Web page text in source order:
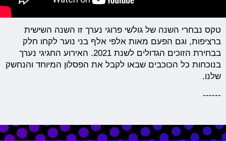
טקס נבחרי השנה של גולשי פרוגי נערך זו השנה השישית
ברציפות, וגם הפעם מאות אלפי אלף בני נוער לקחו חלק
בבחירת הזוכים הגדולים לשנת 2021. האירוע החגיגי נערך
בנוכחות כל הכוכבים שבאו לקבל את הפסלון המיוחד והנחשק
שלנו.
------